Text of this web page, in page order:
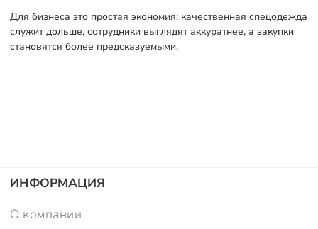
Для бизнеса это простая экономия: качественная спецодежда
служит дольше, сотрудники выглядят аккуратнее, а закупки
становятся более предсказуемыми.
ИНФОРМАЦИЯ
О компании